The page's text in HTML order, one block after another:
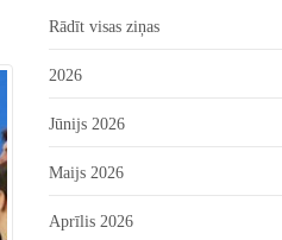
Rādīt visas ziņas
2026
Jūnijs 2026
Maijs 2026
Aprīlis 2026